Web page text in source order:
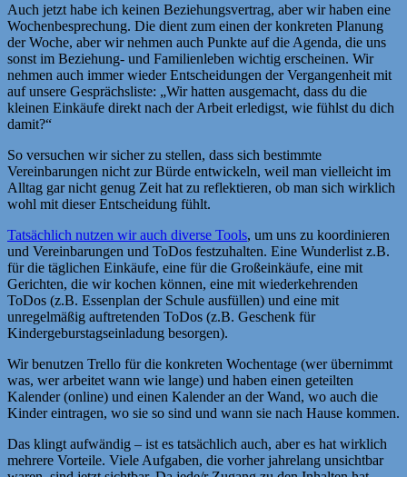
Auch jetzt habe ich keinen Beziehungsvertrag, aber wir haben eine
Wochenbesprechung. Die dient zum einen der konkreten Planung
der Woche, aber wir nehmen auch Punkte auf die Agenda, die uns
sonst im Beziehung- und Familienleben wichtig erscheinen. Wir
nehmen auch immer wieder Entscheidungen der Vergangenheit mit
auf unsere Gesprächsliste: „Wir hatten ausgemacht, dass du die
kleinen Einkäufe direkt nach der Arbeit erledigst, wie fühlst du dich
damit?“
So versuchen wir sicher zu stellen, dass sich bestimmte
Vereinbarungen nicht zur Bürde entwickeln, weil man vielleicht im
Alltag gar nicht genug Zeit hat zu reflektieren, ob man sich wirklich
wohl mit dieser Entscheidung fühlt.
Tatsächlich nutzen wir auch diverse Tools, um uns zu koordinieren
und Vereinbarungen und ToDos festzuhalten. Eine Wunderlist z.B.
für die täglichen Einkäufe, eine für die Großeinkäufe, eine mit
Gerichten, die wir kochen können, eine mit wiederkehrenden
ToDos (z.B. Essenplan der Schule ausfüllen) und eine mit
unregelmäßig auftretenden ToDos (z.B. Geschenk für
Kindergeburstagseinladung besorgen).
Wir benutzen Trello für die konkreten Wochentage (wer übernimmt
was, wer arbeitet wann wie lange) und haben einen geteilten
Kalender (online) und einen Kalender an der Wand, wo auch die
Kinder eintragen, wo sie so sind und wann sie nach Hause kommen.
Das klingt aufwändig – ist es tatsächlich auch, aber es hat wirklich
mehrere Vorteile. Viele Aufgaben, die vorher jahrelang unsichtbar